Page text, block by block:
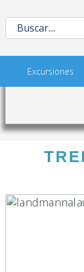
Excursiones